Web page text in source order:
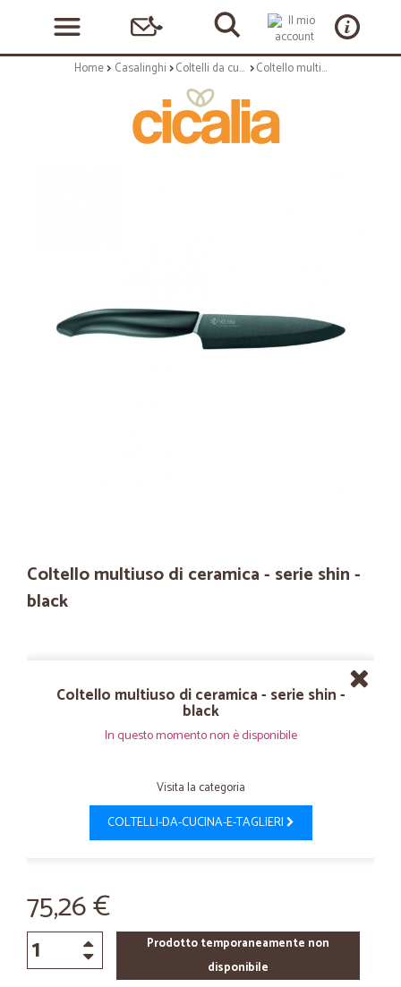
Home Casalinghi Coltelli da cucina e Taglieri Coltello multiuso di ceramica - serie shin - black
Coltello multiuso di ceramica - serie shin -
black
Coltello multiuso di ceramica - serie shin -
black
In questo momento non è disponibile
Visita la categoria
COLTELLI-DA-CUCINA-E-TAGLIERI
75,26 €
Prodotto temporaneamente non
disponibile